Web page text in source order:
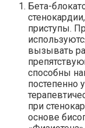
Бета-
приступы.
вызывать
способны
постепенно
при
основе